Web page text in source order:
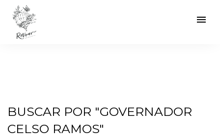
menu
BUSCAR POR "GOVERNADOR
CELSO RAMOS"